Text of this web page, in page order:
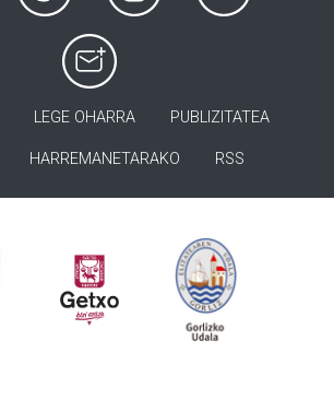
LEGE OHARRA PUBLIZITATEA
HARREMANETARAKO RSS